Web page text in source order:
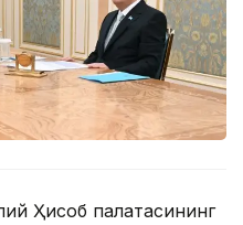
Ҳисоб палатасининг